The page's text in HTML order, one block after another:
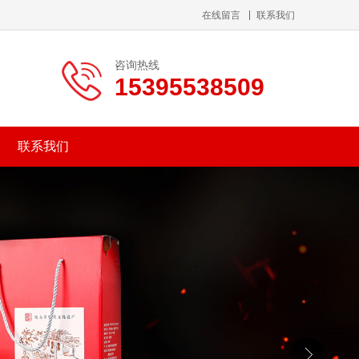
在线留言 联系我们
咨询热线
15395538509
联系我们